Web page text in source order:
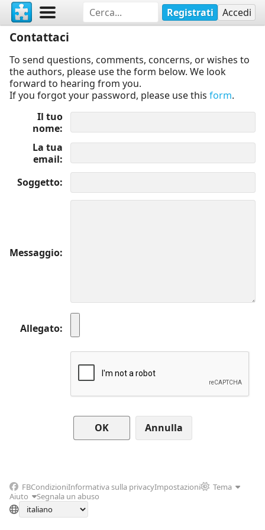
Registrati Accedi
Contattaci
To send questions, comments, concerns, or wishes to
the authors, please use the form below. We look
forward to hearing from you.
If you forgot your password, please use this form.
Il tuo
nome
La tua
email
Soggetto
Messaggio
Allegato
Annulla
FBCondizioniInformativa sulla privacyImpostazioni
Tema
Aiuto
Segnala un abuso